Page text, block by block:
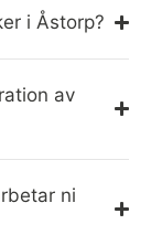
i Åstorp?
av
ni